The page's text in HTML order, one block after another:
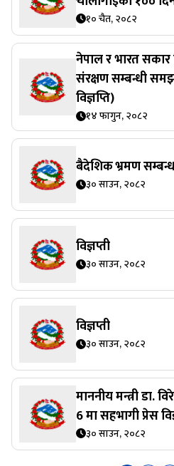
१० चैत, २०८२
नेपाल र भारत
संरक्षण सम्बन्धी
विज्ञप्ति)
१४ फागुन, २०८२
बैदेशिक भ्रमण
३० साउन, २०८२
विज्ञप्ती
३० साउन, २०८२
विज्ञप्ती
३० साउन, २०८२
माननीय मन्त्री डा.
6 मा सहभागी प्रेस
३० साउन, २०८२